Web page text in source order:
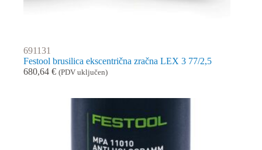
691131
Festool brusilica ekscentrična zračna LEX 3 77/2,5
680,64 € (PDV uključen)